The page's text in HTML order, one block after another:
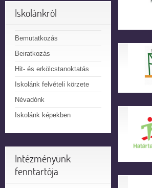
Iskolánkról
Bemutatkozás
Beiratkozás
Hit- és erkölcstanoktatás
Iskolánk felvételi körzete
Névadónk
Iskolánk képekben
Intézményünk
fenntartója